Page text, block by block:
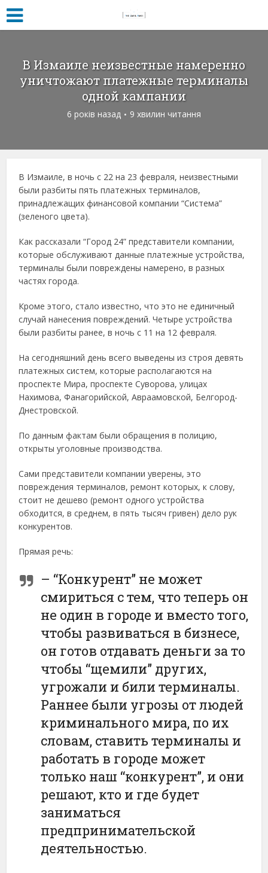
В Измаиле неизвестные намеренно
уничтожают платежные терминалы
одной кампании
6 років назад 9 хвилин читання
В Измаиле, в ночь с 22 на 23 февраля, неизвестными
были разбиты пять платежных терминалов,
принадлежащих финансовой компании “Система”
(зеленого цвета).
Как рассказали “Город 24” представители компании,
которые обслуживают данные платежные устройства,
терминалы были повреждены намерено, в разных
частях города.
Кроме этого, стало известно, что это не единичный
случай нанесения повреждений. Четыре устройства
были разбиты ранее, в ночь с 11 на 12 февраля.
На сегодняшний день всего выведены из строя девять
платежных систем, которые располагаются на
проспекте Мира, проспекте Суворова, улицах
Нахимова, Фанагорийской, Авраамовской, Белгород-
Днестровской.
По данным фактам были обращения в полицию,
открыты уголовные производства.
Сами представители компании уверены, это
повреждения терминалов, ремонт которых, к слову,
стоит не дешево (ремонт одного устройства
обходится, в среднем, в пять тысяч гривен) дело рук
конкурентов.
Прямая речь:
– “Конкурент” не может
смириться с тем, что теперь он
не один в городе и вместо того,
чтобы развиваться в бизнесе,
он готов отдавать деньги за то
чтобы “щемили” других,
угрожали и били терминалы.
Раннее были угрозы от людей
криминального мира, по их
словам, ставить терминалы и
работать в городе может
только наш “конкурент”, и они
решают, кто и где будет
заниматься
предпринимательской
деятельностью.